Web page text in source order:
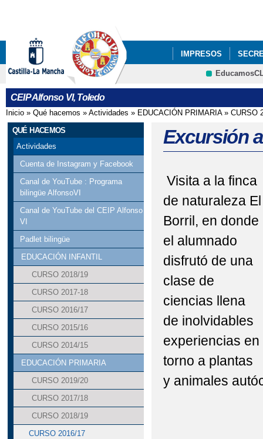
IMPRESOS
PROYECTOS DE
CEIP Alfonso VI, Toledo
Se encuentra usted aquí
Inicio » Qué hacemos » Actividades » EDUCACIÓN PRIMARIA» CURSO
QUÉ HACEMOS
Actividades
Cuenta de Instagram y Facebook
Canal de YouTube : Programa
bilingüe AlfonsoVI
Canal de YouTube del CEIP Alfonso
VI
Padlet bilingüe
EDUCACIÓN INFANTIL
CURSO 2018/19
CURSO 2017-18
CURSO 2016/17
CURSO 2015/16
CURSO 2014/15
EDUCACIÓN PRIMARIA
CURSO 2019/20
CURSO 2017/18
CURSO 2018/19
CURSO 2016/17
Excursión
Visita a la finca
de naturaleza El
Borril, en donde
el alumnado
disfrutó de una
clase de
ciencias llena
de inolvidables
experiencias en
torno a plantas
y animales